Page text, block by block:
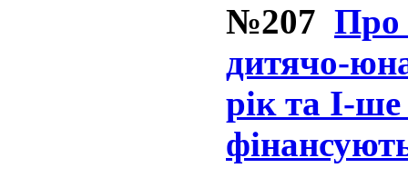
№207 Про
дитячо-
рік та І-